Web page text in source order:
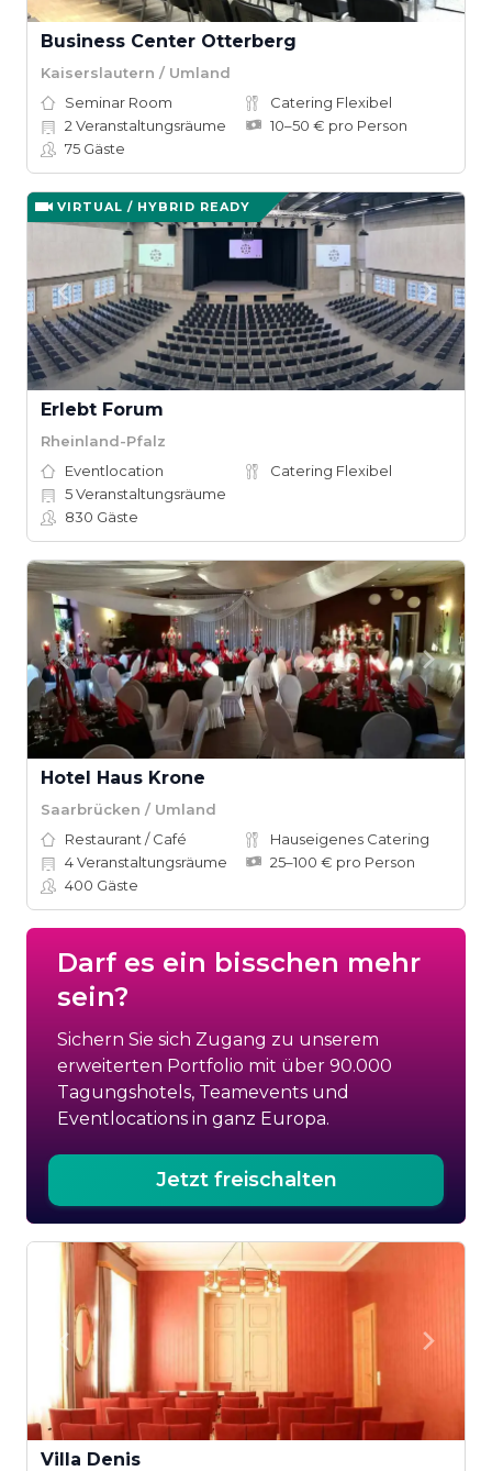
Business Center Otterberg
Kaiserslautern / Umland
Seminar Room
Catering Flexibel
2 Veranstaltungsräume
10–50 € pro Person
75 Gäste
VIRTUAL / HYBRID READY
Erlebt Forum
Rheinland-Pfalz
Eventlocation
Catering Flexibel
5Veranstaltungsräume
830 Gäste
Hotel Haus Krone
Saarbrücken / Umland
Restaurant / Café
Hauseigenes Catering
4Veranstaltungsräume
25–100 € pro Person
400 Gäste
Darf es ein bisschen mehr
sein?
Sichern Sie sich Zugang zu unserem
erweiterten Portfolio mit über 90.000
Tagungshotels, Teamevents und
Eventlocations in ganz Europa.
Jetzt freischalten
Villa Denis